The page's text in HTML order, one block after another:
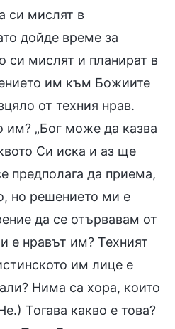
си мислят в
дойде време за
си мислят и планират в
им към Божиите
от техния нрав.
им? „Бог може да казва
Си иска и аз ще
предполага да приема,
но решението ми е
да се отървавам от
е нравът им? Техният
им лице е
Нима са хора, които
Тогава какво е това?